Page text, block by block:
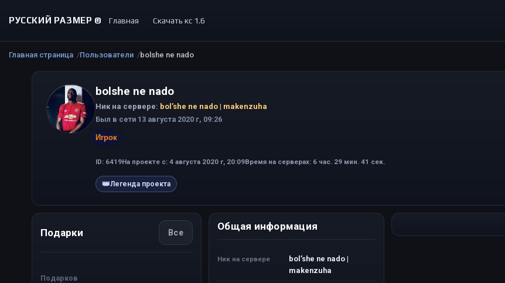
РУССКИЙ РАЗМЕР © Главная Скачать кс 1.6
Главная страница Пользователи bolshe ne nado
bolshe ne nado
Ник на сервере: bol’she ne nado | makenzuha
Был в сети 13 августа 2020 г, 09:26
Игрок
ID: 6419На проекте с: 4 августа 2020 г, 20:09Время на серверах: 6 час. 29 мин. 41 сек.
👑Легенда проекта
Подарки Все
Подарков
Общая информация
Ник на сервере
bol’she ne nado |
makenzuha